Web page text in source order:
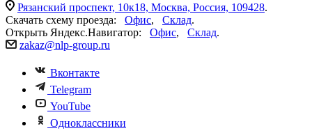
Рязанский проспект, 10к18, Москва, Россия, 109428.
Скачать схему проезда: Офис, Склад.
Открыть Яндекс.Навигатор: Офис, Склад.
zakaz@nlp-group.ru
Вконтакте
Telegram
YouTube
Одноклассники